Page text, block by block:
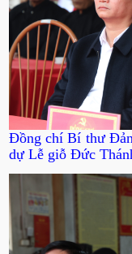
Đồng chí Bí thư
dự Lễ giỗ Đức